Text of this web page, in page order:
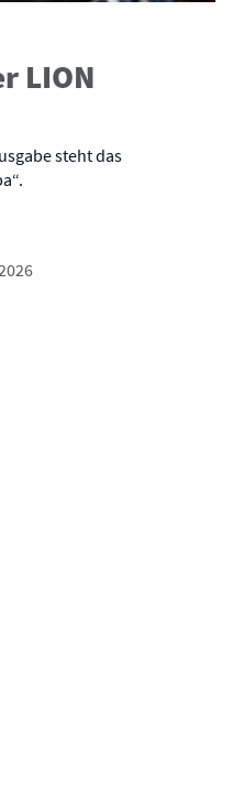
LION
steht das